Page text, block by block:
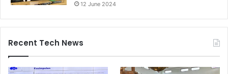
12 June 2024
Recent Tech News